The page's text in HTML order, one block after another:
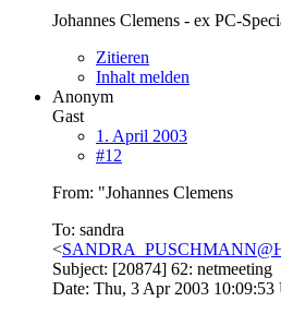
Johannes Clemens - ex PC-
Zitieren
Inhalt melden
Anonym
Gast
1. April 2003
#12
From: "Johannes Clemens
To: sandra
<
Subject: [20874] 62: netmeeting
Date: Thu, 3 Apr 2003 10:09:53